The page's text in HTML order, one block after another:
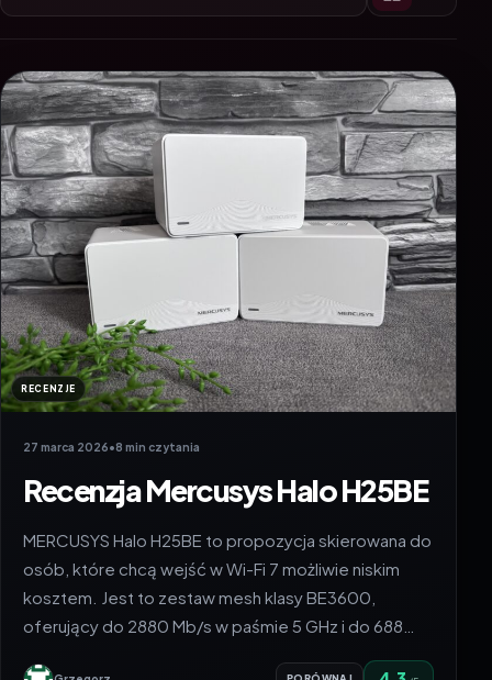
RECENZJE
27 marca 2026•8 min czytania
Recenzja Mercusys Halo H25BE
MERCUSYS Halo H25BE to propozycja skierowana do
osób, które chcą wejść w Wi-Fi 7 możliwie niskim
kosztem. Jest to zestaw mesh klasy BE3600,
oferujący do 2880 Mb/s w paśmie 5 GHz i do 688…